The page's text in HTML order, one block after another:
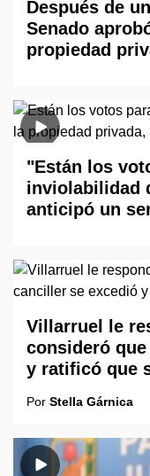
Después de
Senado
propiedad
"Están los
inviolabilidad
anticipó un
Villarruel le
consideró
y ratificó que
Por Stella Gárnica